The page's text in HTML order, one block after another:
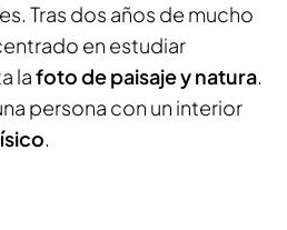
Tras dos años de mucho
en estudiar
lafoto de paisaje y natura.
persona con un interior
.